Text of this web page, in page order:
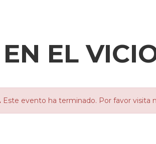
EL
Este evento ha terminado. Por favor visita